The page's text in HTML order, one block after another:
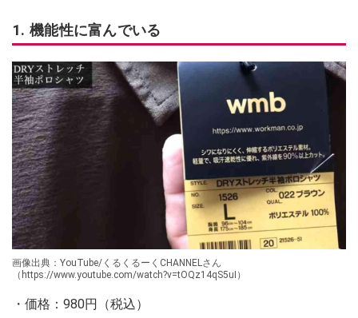
1. 機能性に富んでいる
画像出典：YouTube/くるくるーくCHANNELさん
（https://www.youtube.com/watch?v=tOQz14qS5uI）
・価格：980円（税込）